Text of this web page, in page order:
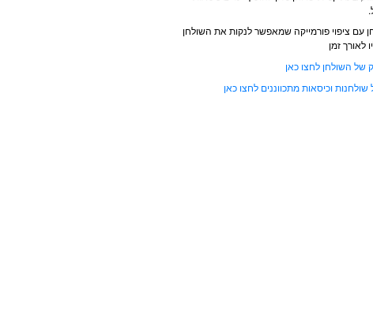
עם ציפוי פורמייקה שמאפשר לנקות את השולחן
לאורך זמן
של השולחן לחצו כאן
וכיסאות מתכווננים לחצו כאן